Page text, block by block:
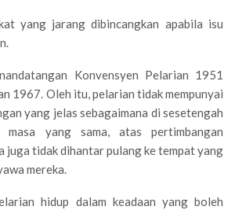
yang jarang dibincangkan apabila isu
Konvensyen Pelarian 1951
1967. Oleh itu, pelarian tidak mempunyai
yang jelas sebagaimana di sesetengah
yang sama, atas pertimbangan
juga tidak dihantar pulang ke tempat yang
mereka.
hidup dalam keadaan yang boleh